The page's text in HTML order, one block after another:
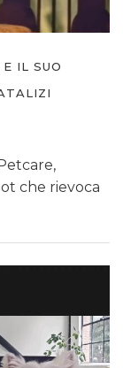
IL SUO
che rievoca